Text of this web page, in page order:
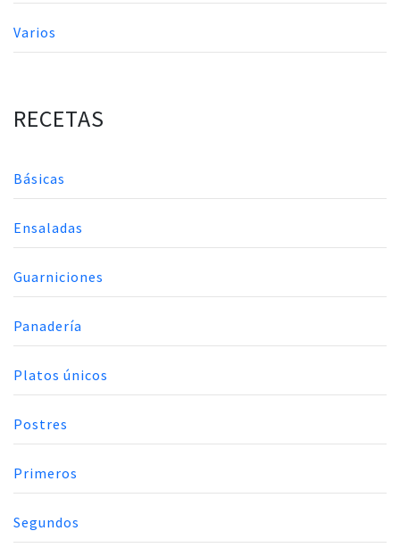
Varios
RECETAS
Básicas
Ensaladas
Guarniciones
Panadería
Platos únicos
Postres
Primeros
Segundos